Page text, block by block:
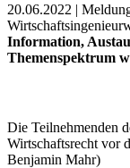
20.06.2022 |
Information,
Themenspektrum
Die Teilnehmenden
Wirtschaftsrecht vor
Benjamin Mahr)